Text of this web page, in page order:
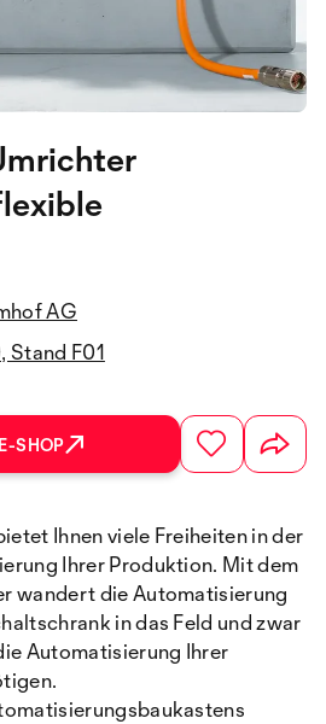
AG
Stand F01
SHOP
Ihnen viele Freiheiten in der
Ihrer Produktion. Mit dem
wandert die Automatisierung
in das Feld und zwar
Automatisierung Ihrer